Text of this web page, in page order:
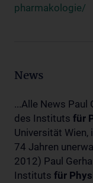
pharmakologie/
News
...Alle News Paul
des Instituts für
Universität
74 Jahren
2012) Paul
Instituts für